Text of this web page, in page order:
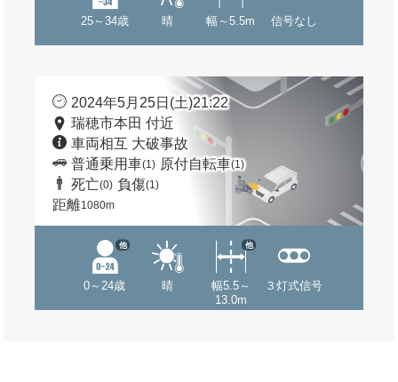
25～34歳 晴 幅～5.5m 信号なし
2024年5月25日(土)21:22
瑞穂市本田 付近
車両相互 大破事故
普通乗用車(1) 原付自転車(1)
死亡(0) 負傷(1)
距離1080m
0～24歳
他
晴
幅5.5～
13.0m
他
３灯式信号